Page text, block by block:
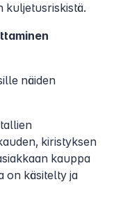
kuljetusriskistä.
näiden
kiristyksen
kauppa
on käsitelty ja